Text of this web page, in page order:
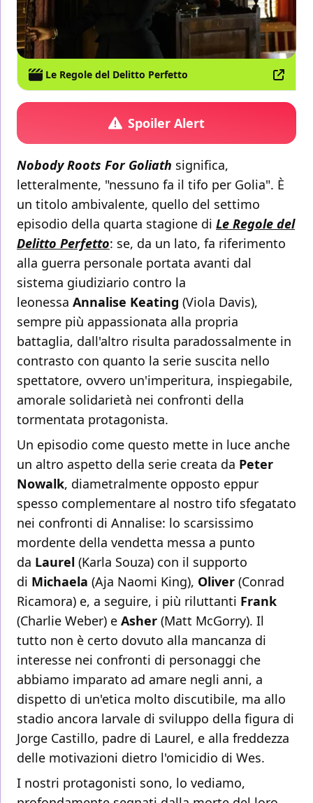
Le Regole del Delitto Perfetto
Spoiler Alert
Nobody Roots For Goliath significa,
letteralmente, "nessuno fa il tifo per Golia". È
un titolo ambivalente, quello del settimo
episodio della quarta stagione di Le Regole del
Delitto Perfetto: se, da un lato, fa riferimento
alla guerra personale portata avanti dal
sistema giudiziario contro la
leonessa Annalise Keating (Viola Davis),
sempre più appassionata alla propria
battaglia, dall'altro risulta paradossalmente in
contrasto con quanto la serie suscita nello
spettatore, ovvero un'imperitura, inspiegabile,
amorale solidarietà nei confronti della
tormentata protagonista.
Un episodio come questo mette in luce anche
un altro aspetto della serie creata da Peter
Nowalk, diametralmente opposto eppur
spesso complementare al nostro tifo sfegatato
nei confronti di Annalise: lo scarsissimo
mordente della vendetta messa a punto
da Laurel (Karla Souza) con il supporto
di Michaela (Aja Naomi King), Oliver (Conrad
Ricamora) e, a seguire, i più riluttanti Frank
(Charlie Weber) e Asher (Matt McGorry). Il
tutto non è certo dovuto alla mancanza di
interesse nei confronti di personaggi che
abbiamo imparato ad amare negli anni, a
dispetto di un'etica molto discutibile, ma allo
stadio ancora larvale di sviluppo della figura di
Jorge Castillo, padre di Laurel, e alla freddezza
delle motivazioni dietro l'omicidio di Wes.
I nostri protagonisti sono, lo vediamo,